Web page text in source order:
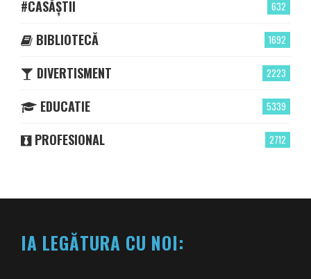
632
#CASĂȘTII
1692
BIBLIOTECĂ
2223
DIVERTISMENT
5339
EDUCATIE
2712
PROFESIONAL
IA LEGĂTURA CU NOI: